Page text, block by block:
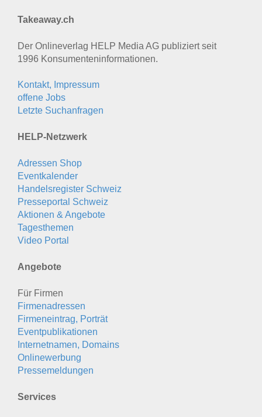
Takeaway.ch
Der Onlineverlag HELP Media AG publiziert seit
1996 Konsumenten­informationen.
Kontakt, Impressum
offene Jobs
Letzte Suchanfragen
HELP-Netzwerk
Adressen Shop
Eventkalender
Handelsregister Schweiz
Presseportal Schweiz
Aktionen & Angebote
Tagesthemen
Video Portal
Angebote
Für Firmen
Firmenadressen
Firmeneintrag, Porträt
Eventpublikationen
Internetnamen, Domains
Onlinewerbung
Pressemeldungen
Services